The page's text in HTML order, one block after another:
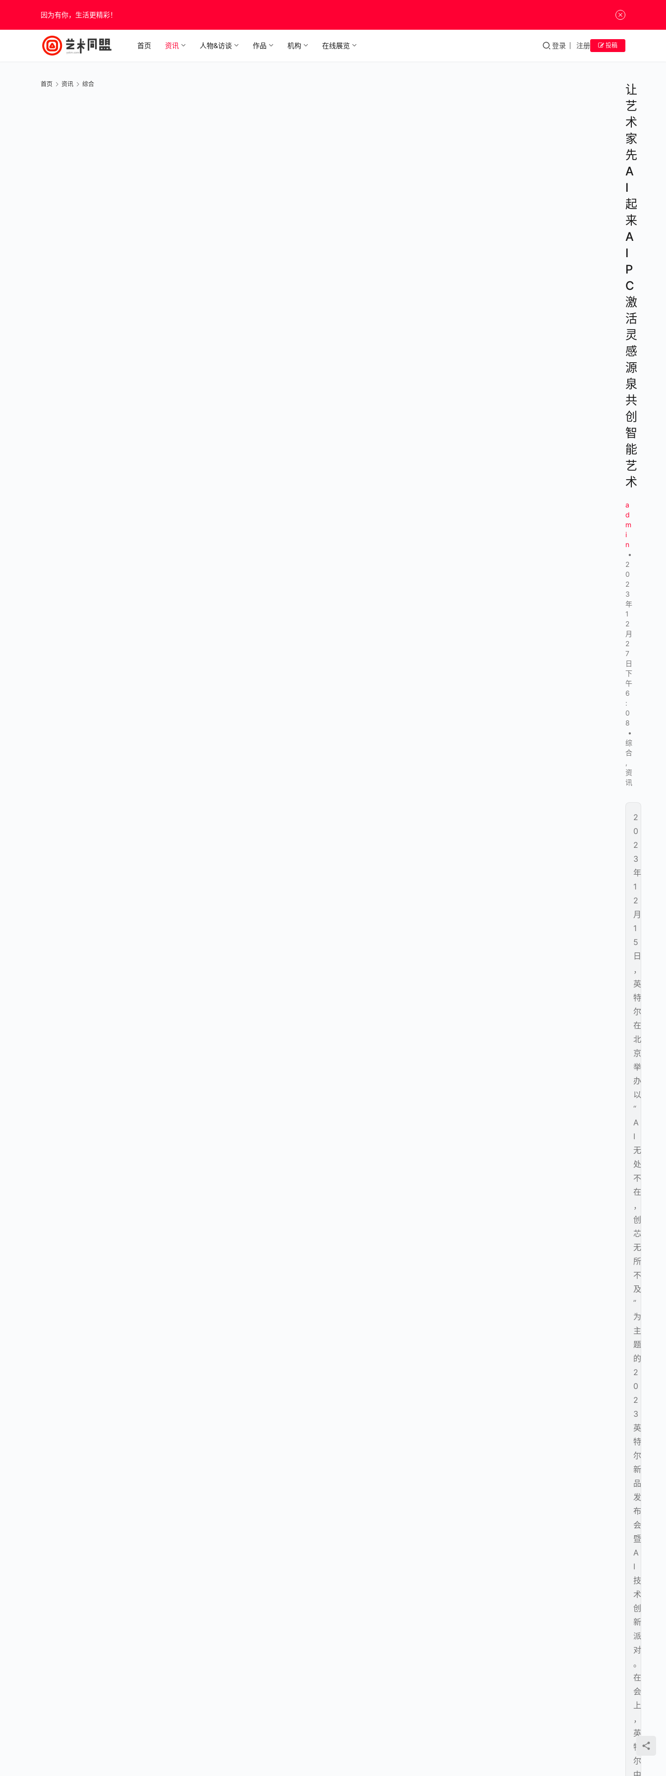
因为有你，生活更精彩！
首页 资讯 人物&访谈 作品 机构 在线展览 登录 注册 投稿
首页 资讯 综合
让
艺
术
家
先
A
I
起
来
A
I
P
C
激
活
灵
感
源
泉
共
创
智
能
艺
术
a
d
m
i
n
•
2
0
2
3
年
1
2
月
2
7
日
下
午
6
:
0
8
•
综
合
,
资
讯
2
0
2
3
年
1
2
月
1
5
日
，
英
特
尔
在
北
京
举
办
以
“
A
I
无
处
不
在
，
创
芯
无
所
不
及
”
为
主
题
的
2
0
2
3
英
特
尔
新
品
发
布
会
暨
A
I
技
术
创
新
派
对
。
在
会
上
，
英
特
尔